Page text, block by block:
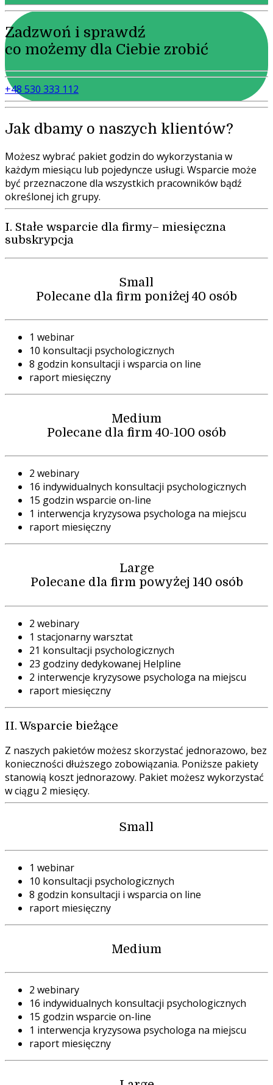
Zadzwoń i sprawdź
co możemy dla Ciebie zrobić
+48 530 333 112
Jak dbamy o naszych klientów?
Możesz wybrać pakiet godzin do wykorzystania w
każdym miesiącu lub pojedyncze usługi. Wsparcie może
być przeznaczone dla wszystkich pracowników bądź
określonej ich grupy.
I. Stałe wsparcie dla firmy– miesięczna
subskrypcja
Small
Polecane dla firm poniżej 40 osób
1 webinar
10 konsultacji psychologicznych
8 godzin konsultacji i wsparcia on line
raport miesięczny
Medium
Polecane dla firm 40-100 osób
2 webinary
16 indywidualnych konsultacji psychologicznych
15 godzin wsparcie on-line
1 interwencja kryzysowa psychologa na miejscu
raport miesięczny
Large
Polecane dla firm powyżej 140 osób
2 webinary
1 stacjonarny warsztat
21 konsultacji psychologicznych
23 godziny dedykowanej Helpline
2 interwencje kryzysowe psychologa na miejscu
raport miesięczny
II. Wsparcie bieżące
Z naszych pakietów możesz skorzystać jednorazowo, bez
konieczności dłuższego zobowiązania. Poniższe pakiety
stanowią koszt jednorazowy. Pakiet możesz wykorzystać
w ciągu 2 miesięcy.
Small
1 webinar
10 konsultacji psychologicznych
8 godzin konsultacji i wsparcia on line
raport miesięczny
Medium
2 webinary
16 indywidualnych konsultacji psychologicznych
15 godzin wsparcie on-line
1 interwencja kryzysowa psychologa na miejscu
raport miesięczny